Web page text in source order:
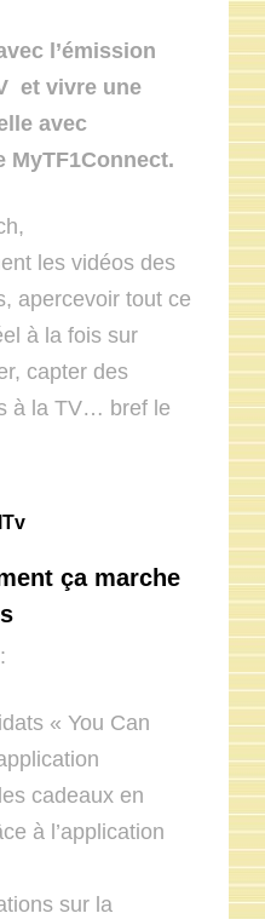
l’émission
et vivre une
avec
MyTF1Connect.
les vidéos des
apercevoir tout ce
à la fois sur
capter des
à la TV… bref le
ça marche
« You Can
cadeaux en
à l’application
sur la